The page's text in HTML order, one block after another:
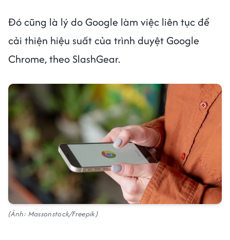
Đó cũng là lý do Google làm việc liên tục để
cải thiện hiệu suất của trình duyệt Google
Chrome, theo SlashGear.
(Ảnh: Massonstock/Freepik)